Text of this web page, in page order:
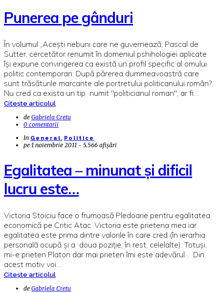
Punerea pe gânduri
În volumul „Aceşti nebuni care ne guvernează, Pascal de
Sutter, cercetător renumit în domeniul pshihologiei aplicate
îşi expune convingerea ca există un profil specific al omului
politic contemporan. După părerea dummeavoastră care
sunt trăsăturile marcante ale portretului politicanului român?
Nu cred ca exista un tip numit "politicianul roman"; ar fi…
Citește articolul
de Gabriela Cretu
0 comentarii
In General , Politice
pe 1 noiembrie 2011 - 5.566 afișări
Egalitatea – minunat și dificil
lucru este…
Victoria Stoiciu face o frumoasă Pledoarie pentru egalitatea
economică pe Critic Atac. Victoria este prietena mea iar
egalitatea este prima dintre valorile în care cred (în ierarhia
personală ocupă și a doua poziție; în rest, celelalte). Totuși,
mi-e prieten Platon dar mai prieten îmi este adevărul... Din
acest motiv voi…
Citește articolul
de Gabriela Cretu